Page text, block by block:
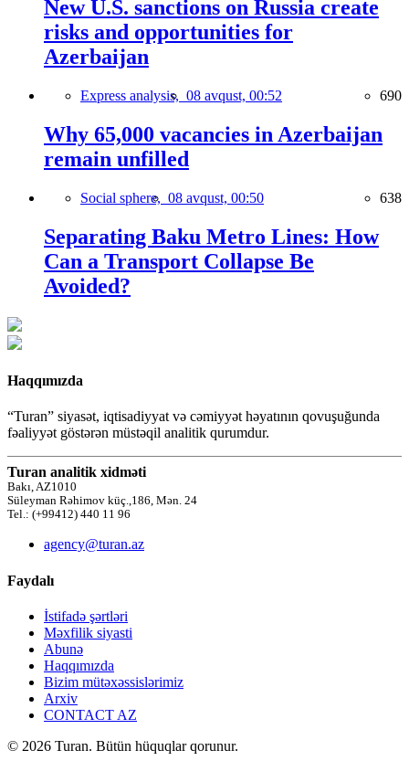
New U.S. sanctions on Russia create
risks and opportunities for
Azerbaijan
Express analysis, 08 avqust, 00:52 690
Why 65,000 vacancies in Azerbaijan
remain unfilled
Social sphere, 08 avqust, 00:50 638
Separating Baku Metro Lines: How
Can a Transport Collapse Be
Avoided?
Haqqımızda
“Turan” siyasət, iqtisadiyyat və cəmiyyət həyatının qovuşuğunda
fəaliyyət göstərən müstəqil analitik qurumdur.
Turan analitik xidməti
Bakı, AZ1010
Süleyman Rəhimov küç.,186, Mən. 24
Tel.: (+99412) 440 11 96
agency@turan.az
Faydalı
İstifadə şərtləri
Məxfilik siyasti
Abunə
Haqqımızda
Bizim mütəxəssislərimiz
Arxiv
CONTACT AZ
© 2026 Turan. Bütün hüquqlar qorunur.